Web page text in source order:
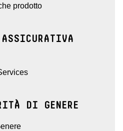
prodotto
ASSICURATIVA
DI GENERE